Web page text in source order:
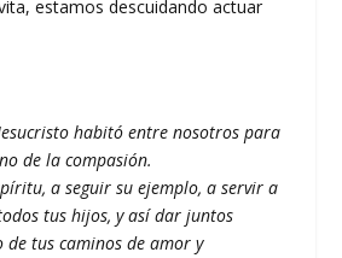
estamos descuidando actuar
habitó entre nosotros para
de la compasión.
a seguir su ejemplo, a servir a
tus hijos, y así dar juntos
tus caminos de amor y